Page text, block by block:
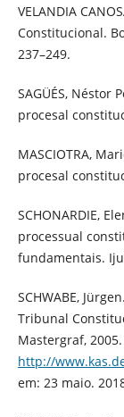
VELANDIA
Constitucional.
237–249.
SAGÜÉS, Néstor
procesal
MASCIOTRA,
procesal
SCHONARDIE,
processual
fundamentais.
SCHWABE,
Tribunal
Mastergraf,
http://
em: 23 maio.